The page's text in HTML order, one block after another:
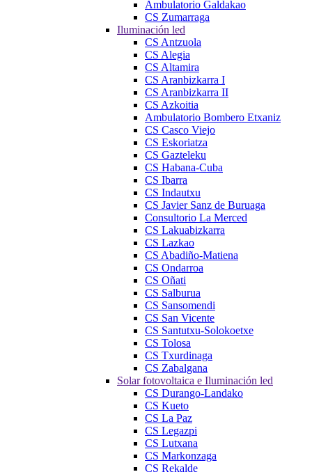
Ambulatorio Galdakao
CS Zumarraga
Iluminación led
CS Antzuola
CS Alegia
CS Altamira
CS Aranbizkarra I
CS Aranbizkarra II
CS Azkoitia
Ambulatorio Bombero Etxaniz
CS Casco Viejo
CS Eskoriatza
CS Gazteleku
CS Habana-Cuba
CS Ibarra
CS Indautxu
CS Javier Sanz de Buruaga
Consultorio La Merced
CS Lakuabizkarra
CS Lazkao
CS Abadiño-Matiena
CS Ondarroa
CS Oñati
CS Salburua
CS Sansomendi
CS San Vicente
CS Santutxu-Solokoetxe
CS Tolosa
CS Txurdinaga
CS Zabalgana
Solar fotovoltaica e Iluminación led
CS Durango-Landako
CS Kueto
CS La Paz
CS Legazpi
CS Lutxana
CS Markonzaga
CS Rekalde